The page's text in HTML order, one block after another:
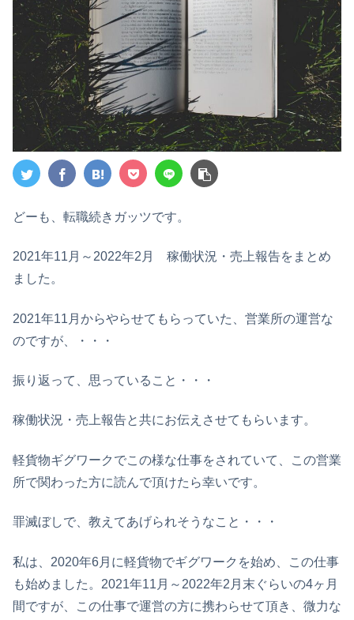
どーも、転職続きガッツです。
2021年11月～2022年2月 稼働状況・売上報告をまとめ
ました。
2021年11月からやらせてもらっていた、営業所の運営な
のですが、・・・
振り返って、思っていること・・・
稼働状況・売上報告と共にお伝えさせてもらいます。
軽貨物ギグワークでこの様な仕事をされていて、この営業
所で関わった方に読んで頂けたら幸いです。
罪滅ぼしで、教えてあげられそうなこと・・・
私は、2020年6月に軽貨物でギグワークを始め、この仕事
も始めました。2021年11月～2022年2月末ぐらいの4ヶ月
間ですが、この仕事で運営の方に携わらせて頂き、微力な